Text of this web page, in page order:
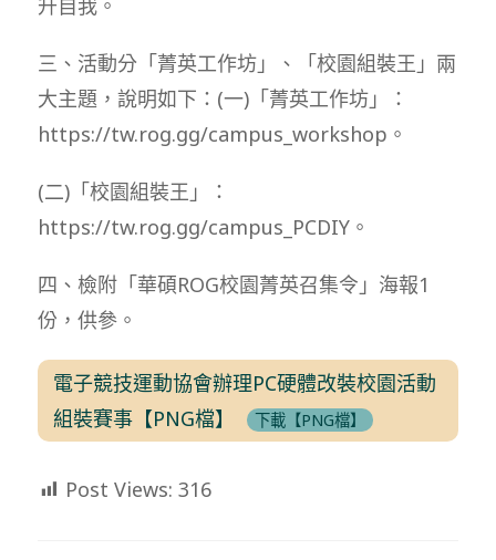
三、活動分「菁英工作坊」、「校園組裝王」兩
大主題，說明如下：(一)「菁英工作坊」：
https://tw.rog.gg/campus_workshop。
(二)「校園組裝王」：
https://tw.rog.gg/campus_PCDIY。
四、檢附「華碩ROG校園菁英召集令」海報1
份，供參。
電子競技運動協會辦理PC硬體改裝校園活動
組裝賽事【PNG檔】
下載【PNG檔】
Post Views: 316